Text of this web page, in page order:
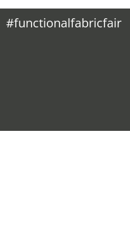
#functionalfabricfair